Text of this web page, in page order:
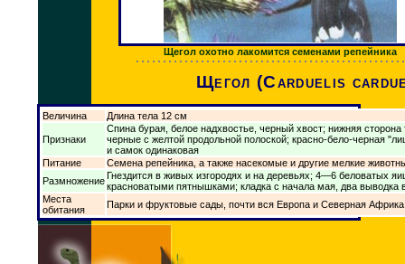
Щегол охотно лакомится семенами репейника
Щегол (Carduelis
Величина Длина тела 12 см
Признаки
Спина бурая, белое надхвостье, черный хвост; нижняя сторона
черные с желтой продольной полоской; красно-бело-черная
и самок одинаковая
Питание
Семена репейника, а также насекомые и другие мелкие
РазмножениеГнездится в живых изгородях и на деревьях; 4—6 беловатых
красноватыми пятнышками; кладка с начала мая, два выводка
Места
обитания
Парки и фруктовые сады, почти вся Европа и Северная Африка